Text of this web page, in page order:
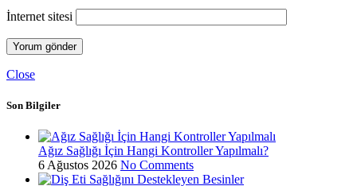
İnternet sitesi
Close
Son Bilgiler
Ağız Sağlığı İçin Hangi Kontroller Yapılmalı?
6 Ağustos 2026 No Comments